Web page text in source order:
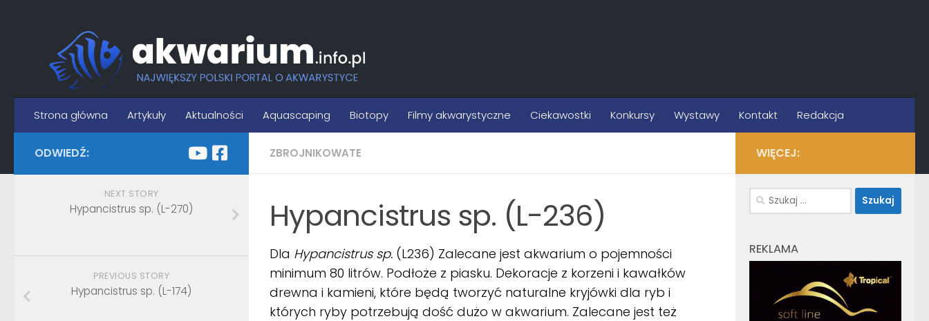
Strona główna Artykuły Aktualności Aquascaping Biotopy Filmy akwarystyczne Ciekawostki Konkursy Wystawy Kontakt Redakcja
ZBROJNIKOWATE
Hypancistrus sp. (L-236)
Dla Hypancistrus sp. (L236) Zalecane jest akwarium o pojemności
minimum 80 litrów. Podłoże z piasku. Dekoracje z korzeni i kawałków
drewna i kamieni, które będą tworzyć naturalne kryjówki dla ryb i
których ryby potrzebują dość dużo w akwarium. Zalecane jest też
ODWIEDŹ:
NEXT STORY
Hypancistrus sp. (L-270)
PREVIOUS STORY
Hypancistrus sp. (L-174)
WIĘCEJ:
Szukaj:
REKLAMA